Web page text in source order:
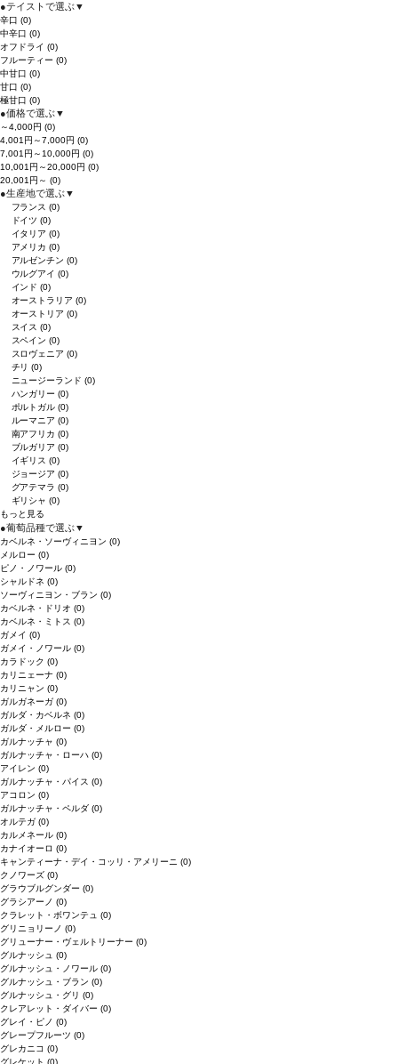
●テイストで選ぶ▼
辛口 (0)
中辛口 (0)
オフドライ (0)
フルーティー (0)
中甘口 (0)
甘口 (0)
極甘口 (0)
●価格で選ぶ▼
～4,000円 (0)
4,001円～7,000円 (0)
7,001円～10,000円 (0)
10,001円～20,000円 (0)
20,001円～ (0)
●生産地で選ぶ▼
フランス(0)
ドイツ(0)
イタリア(0)
アメリカ(0)
アルゼンチン(0)
ウルグアイ(0)
インド(0)
オーストラリア(0)
オーストリア(0)
スイス(0)
スペイン(0)
スロヴェニア(0)
チリ(0)
ニュージーランド(0)
ハンガリー(0)
ポルトガル(0)
ルーマニア(0)
南アフリカ(0)
ブルガリア(0)
イギリス(0)
ジョージア(0)
グアテマラ(0)
ギリシャ(0)
もっと見る
●葡萄品種で選ぶ▼
カベルネ・ソーヴィニヨン (0)
メルロー (0)
ピノ・ノワール (0)
シャルドネ (0)
ソーヴィニヨン・ブラン (0)
カベルネ・ドリオ (0)
カベルネ・ミトス (0)
ガメイ (0)
ガメイ・ノワール (0)
カラドック (0)
カリニェーナ (0)
カリニャン (0)
ガルガネーガ (0)
ガルダ・カベルネ (0)
ガルダ・メルロー (0)
ガルナッチャ (0)
ガルナッチャ・ローハ (0)
アイレン (0)
ガルナッチャ・パイス (0)
アコロン (0)
ガルナッチャ・ペルダ (0)
オルテガ (0)
カルメネール (0)
カナイオーロ (0)
キャンティーナ・デイ・コッリ・アメリーニ (0)
クノワーズ (0)
グラウブルグンダー (0)
グラシアーノ (0)
クラレット・ボワンテュ (0)
グリニョリーノ (0)
グリューナー・ヴェルトリーナー (0)
グルナッシュ (0)
グルナッシュ・ノワール (0)
グルナッシュ・ブラン (0)
グルナッシュ・グリ (0)
クレアレット・ダイバー (0)
グレイ・ピノ (0)
グレープフルーツ (0)
グレカニコ (0)